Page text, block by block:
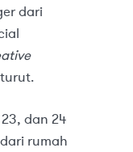
dari
dan 24
rumah